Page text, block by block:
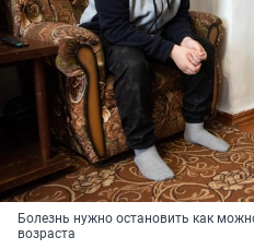
Болезнь нужно остановить как
возраста